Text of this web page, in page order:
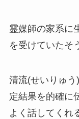
霊媒師の家系に
を受けていたそ
清流(せいりゅう)
定結果を的確に
よく話してくれ